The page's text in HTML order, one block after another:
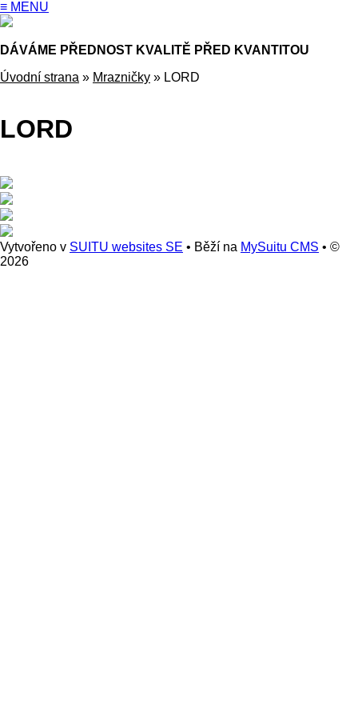
≡ MENU
DÁVÁME PŘEDNOST KVALITĚ PŘED KVANTITOU
Úvodní strana » Mrazničky » LORD
LORD
Vytvořeno v SUITU websites SE • Běží na MySuitu CMS • ©
2026